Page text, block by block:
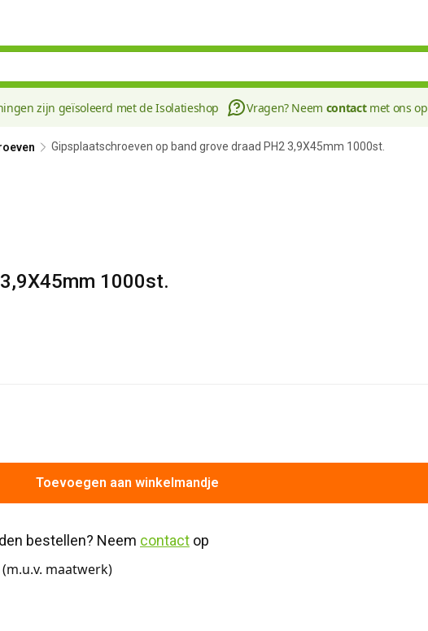
zijn geïsoleerd met de Isolatieshop Vragen? Neem contactmet ons op
Gipsplaatschroeven op band grove draad PH2 3,9X45mm 1000st.
1000st.
Toevoegen aan winkelmandje
bestellen? Neem contact op
maatwerk)